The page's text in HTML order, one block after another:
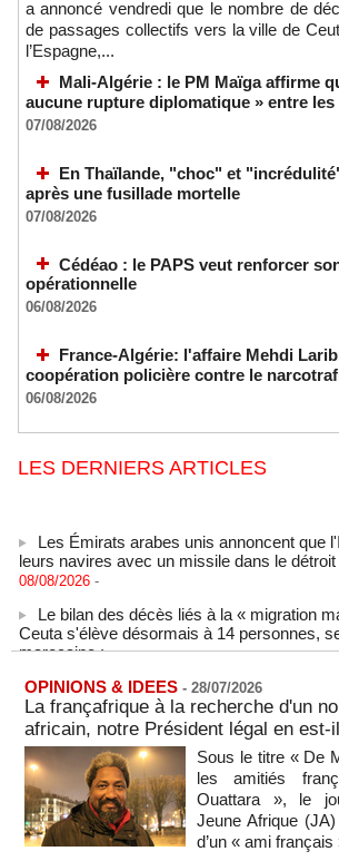
a annoncé vendredi que le nombre de
de passages collectifs vers la ville de
l’Espagne,...
Mali-Algérie : le PM Maïga affirme
aucune rupture diplomatique » entre les
07/08/2026
En Thaïlande, "choc" et
après une fusillade mortelle
07/08/2026
Cédéao : le PAPS veut renforcer
opérationnelle
06/08/2026
France-Algérie: l'affaire Mehdi
coopération policière contre le
06/08/2026
LES DERNIERS ARTICLES
Les Émirats arabes unis annoncent que
leurs navires avec un missile dans le
08/08/2026 -
Ceuta s'élève désormais à 14 personnes,
marocaine :
Sénégal - Une revue de presse du 8 août
08/08/2026 -MOMO ALADJI
SENEGAL - Les Unes de la presse
2026
08/08/2026 -MOMO ALADJI
A Ceuta, les enfants migrants risquent
maltraitance et d'exploitation, avertissent
OPINIONS & IDEES - 28/07/2026
La françafrique à la recherche d'un
africain, notre Président légal en est-
Sous le titre « De
les amitiés
Ouattara », le
Jeune Afrique
d’un « ami français